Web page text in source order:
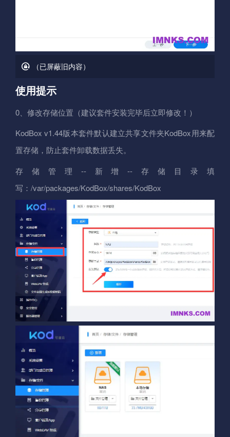
（已屏蔽旧内容）
使用提示
0、修改存储位置（建议套件安装完毕后立即修改！）
KodBox v1.44版本套件默认建立共享文件夹KodBox用来配
置存储，防止套件卸载数据丢失。
存储管理--新增--存储目录填
写：/var/packages/KodBox/shares/KodBox